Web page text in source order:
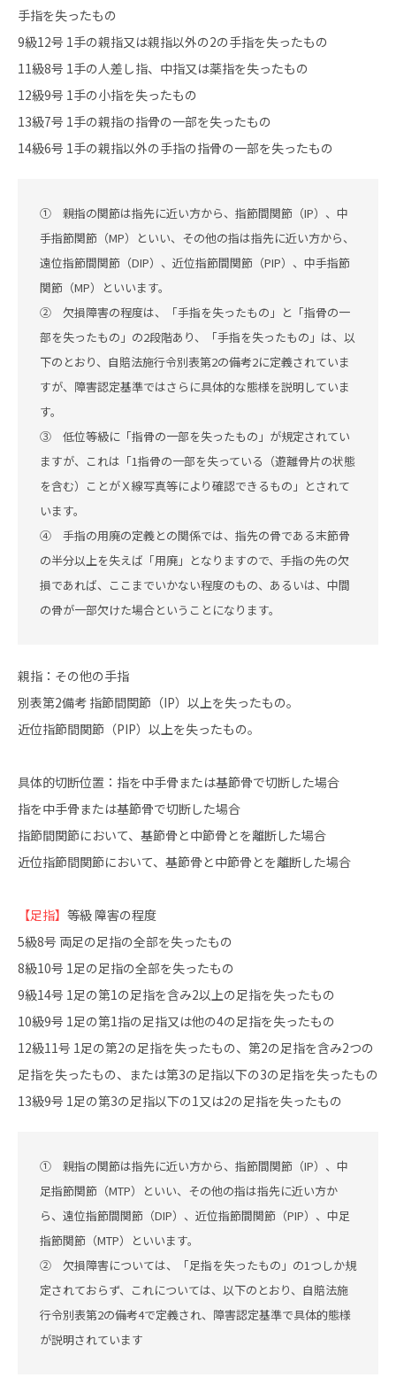
手指を失ったもの
9級12号 1手の親指又は親指以外の2の手指を失ったもの
11級8号 1手の人差し指、中指又は薬指を失ったもの
12級9号 1手の小指を失ったもの
13級7号 1手の親指の指骨の一部を失ったもの
14級6号 1手の親指以外の手指の指骨の一部を失ったもの
① 親指の関節は指先に近い方から、指節間関節（IP）、中
手指節関節（MP）といい、その他の指は指先に近い方から、
遠位指節間関節（DIP）、近位指節間関節（PIP）、中手指節
関節（MP）といいます。
② 欠損障害の程度は、「手指を失ったもの」と「指骨の一
部を失ったもの」の2段階あり、「手指を失ったもの」は、以
下のとおり、自賠法施行令別表第2の備考2に定義されていま
すが、障害認定基準ではさらに具体的な態様を説明していま
す。
③ 低位等級に「指骨の一部を失ったもの」が規定されてい
ますが、これは「1指骨の一部を失っている（遊離骨片の状態
を含む）ことがＸ線写真等により確認できるもの」とされて
います。
④ 手指の用廃の定義との関係では、指先の骨である末節骨
の半分以上を失えば「用廃」となりますので、手指の先の欠
損であれば、ここまでいかない程度のもの、あるいは、中間
の骨が一部欠けた場合ということになります。
親指：その他の手指
別表第2備考 指節間関節（IP）以上を失ったもの。
近位指節間関節（PIP）以上を失ったもの。
具体的切断位置：指を中手骨または基節骨で切断した場合
指を中手骨または基節骨で切断した場合
指節間関節において、基節骨と中節骨とを離断した場合
近位指節間関節において、基節骨と中節骨とを離断した場合
【足指】 等級 障害の程度
5級8号 両足の足指の全部を失ったもの
8級10号 1足の足指の全部を失ったもの
9級14号 1足の第1の足指を含み2以上の足指を失ったもの
10級9号 1足の第1指の足指又は他の4の足指を失ったもの
12級11号 1足の第2の足指を失ったもの、第2の足指を含み2つの
足指を失ったもの、または第3の足指以下の3の足指を失ったもの
13級9号 1足の第3の足指以下の1又は2の足指を失ったもの
① 親指の関節は指先に近い方から、指節間関節（IP）、中
足指節関節（MTP）といい、その他の指は指先に近い方か
ら、遠位指節間関節（DIP）、近位指節間関節（PIP）、中足
指節関節（MTP）といいます。
② 欠損障害については、「足指を失ったもの」の1つしか規
定されておらず、これについては、以下のとおり、自賠法施
行令別表第2の備考4で定義され、障害認定基準で具体的態様
が説明されています